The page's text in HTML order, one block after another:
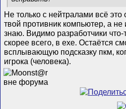
Не только с нейтралами всё это
твой противник компьютер, а не
знаю. Видимо разработчики что-
скорее всего, в exe. Остаётся
всплывающую подсказку пкм,
игрока (человека).